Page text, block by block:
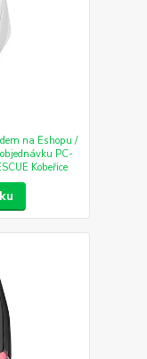
na Eshopu /
PC-
Kobeřice